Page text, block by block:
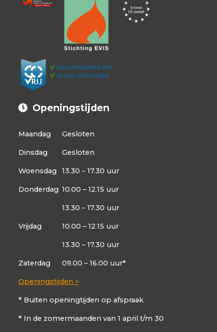
Openingstijden
Maandag Gesloten
Dinsdag Gesloten
Woensdag 13.30 – 17.30 uur
Donderdag 10.00 – 12.15 uur
13.30 – 17.30 uur
Vrijdag 10.00 – 12.15 uur
13.30 – 17.30 uur
Zaterdag 09.00 – 16.00 uur*
Openingstijden >
* Buiten openingtijden op afspraak
* In de zomermaanden van 1 april t/m 30